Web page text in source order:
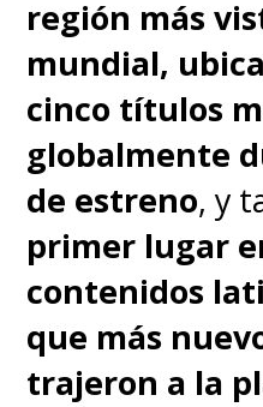
región más
mundial,
cinco títulos
globalmente
de estreno, y
primer lugar
contenidos
que más
trajeron a la